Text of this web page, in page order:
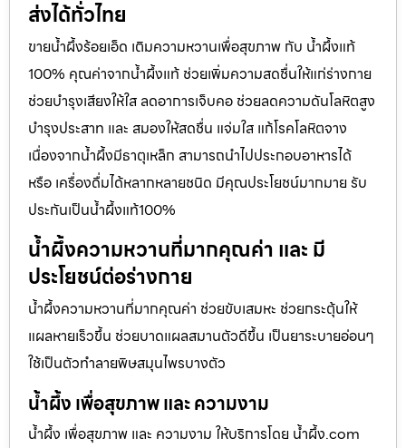
ส่งได้ทั่วไทย
ขายน้ำผึ้งร้อยเอ็ด เติมความหวานเพื่อสุขภาพ กับ น้ำผึ้งแท้
100% คุณค่าจากน้ำผึ้งแท้ ช่วยเพิ่มความสดชื่นให้แก่ร่างกาย
ช่วยบำรุงเสียงให้ใส ลดอาการเจ็บคอ ช่วยลดความดันโลหิตสูง
บำรุงประสาท และ สมองให้สดชื่น แจ่มใส แก้โรคโลหิตจาง
เนื่องจากน้ำผึ้งมีธาตุเหล็ก สามารถนำไปประกอบอาหารได้
หรือ เครื่องดื่มได้หลากหลายชนิด มีคุณประโยชน์มากมาย รับ
ประกันเป็นน้ำผึ้งแท้100%
น้ำผึ้งความหวานที่มากคุณค่า และ มี
ประโยชน์ต่อร่างกาย
น้ำผึ้งความหวานที่มากคุณค่า ช่วยขับเสมหะ ช่วยกระตุ้นให้
แผลหายเร็วขึ้น ช่วยบาดแผลสมานตัวดีขึ้น เป็นยาระบายอ่อนๆ
ใช้เป็นตัวทำลายพิษสมุนไพรบางตัว
น้ำผึ้ง เพื่อสุขภาพ และ ความงาม
น้ำผึ้ง เพื่อสุขภาพ และ ความงาม ให้บริการโดย น้ำผึ้ง.com